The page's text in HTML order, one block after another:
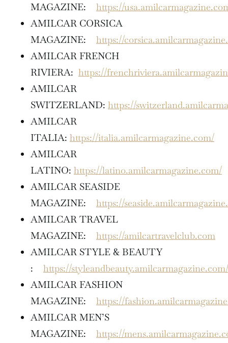
MAGAZINE: https://
AMILCAR CORSICA
MAGAZINE: https://
AMILCAR FRENCH
RIVIERA: https://
AMILCAR
SWITZERLAND: https://
AMILCAR
ITALIA: https://italia.amilcarmagazine.com/
AMILCAR
LATINO: https://latino.amilcarmagazine.com/
AMILCAR SEASIDE
MAGAZINE: https://
AMILCAR TRAVEL
MAGAZINE: https://amilcartravelclub.com
AMILCAR STYLE & BEAUTY
: https://styleandbeauty.amilcarmagazine.com/
AMILCAR FASHION
MAGAZINE: https://
AMILCAR MEN’S
MAGAZINE: https://